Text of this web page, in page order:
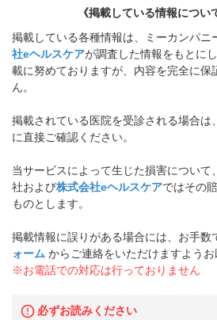
《掲載している情報につい
掲載している各種情報は、ミーカンパニ
社eヘルスケアが調査した情報をもとに
載に努めておりますが、内容を完全に保
ん。
掲載されている医院を受診される場合は
に直接ご確認ください。
当サービスによって生じた損害について
社および株式会社eヘルスケアではその
ものとします。
掲載情報に誤りがある場合には、お手数
ォーム からご連絡をいただけますようお
※お電話での対応は行っておりません
必ずお読みください